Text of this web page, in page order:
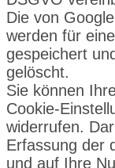
Die von
werden für
gespeichert
gelöscht.
Sie können
Cookie-
widerrufen.
Erfassung der
und auf Ihre